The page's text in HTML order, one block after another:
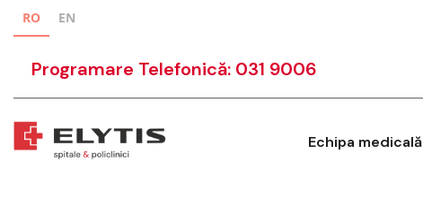
RO EN
Programare Telefonică: 031 9006
Echipa medicală